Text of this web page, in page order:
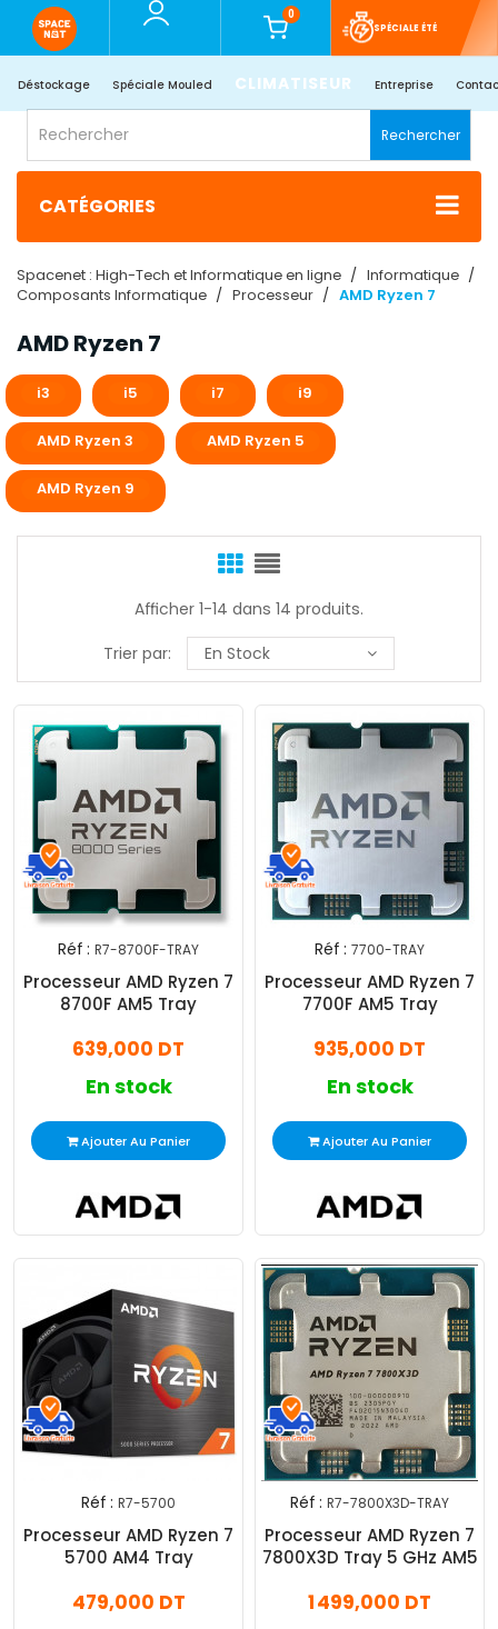
0
SPÉCIALE ÉTÉ
Déstockage Spéciale Mouled CLIMATISEUR Entreprise
Rechercher
CATÉGORIES
Spacenet : High-Tech et Informatique en ligne
Informatique
Composants Informatique
Processeur AMD Ryzen 7
AMD Ryzen 7
i3 i5 i7 i9
AMD Ryzen 3 AMD Ryzen 5
AMD Ryzen 9
Afficher 1-14 dans 14 produits.
Trier par:
En Stock
Réf : R7-8700F-TRAY
Processeur AMD Ryzen 7
8700F AM5 Tray
639,000 DT
En stock
Ajouter Au Panier
Réf : 7700-TRAY
Processeur AMD Ryzen 7
7700F AM5 Tray
935,000 DT
En stock
Ajouter Au Panier
Réf : R7-5700
Processeur AMD Ryzen 7
5700 AM4 Tray
479,000 DT
Réf : R7-7800X3D-TRAY
Processeur AMD Ryzen 7
7800X3D Tray 5 GHz AM5
1 499,000 DT